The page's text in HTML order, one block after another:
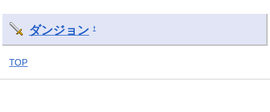
ダンジョン †
TOP